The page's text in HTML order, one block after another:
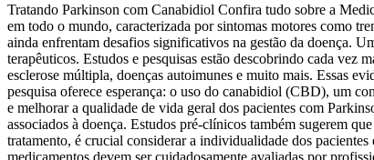
Tratando Parkinson com Canabidiol Confira tudo sobre a
em todo o mundo, caracterizada por sintomas motores como
ainda enfrentam desafios significativos na gestão da doença.
terapêuticos. Estudos e pesquisas estão descobrindo cada vez
esclerose múltipla, doenças autoimunes e muito mais. Essas
pesquisa oferece esperança: o uso do canabidiol (CBD), um
e melhorar a qualidade de vida geral dos pacientes com
associados à doença. Estudos pré-clínicos também sugerem
tratamento, é crucial considerar a individualidade dos
medicamentos devem ser cuidadosamente avaliadas por